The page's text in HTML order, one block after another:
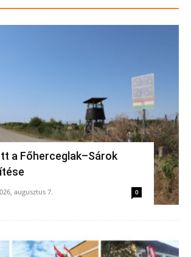
a Főherceglak–Sárok
augusztus 7. 0